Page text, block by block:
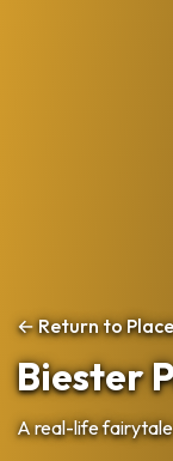
← Return to
Biester
A real-life